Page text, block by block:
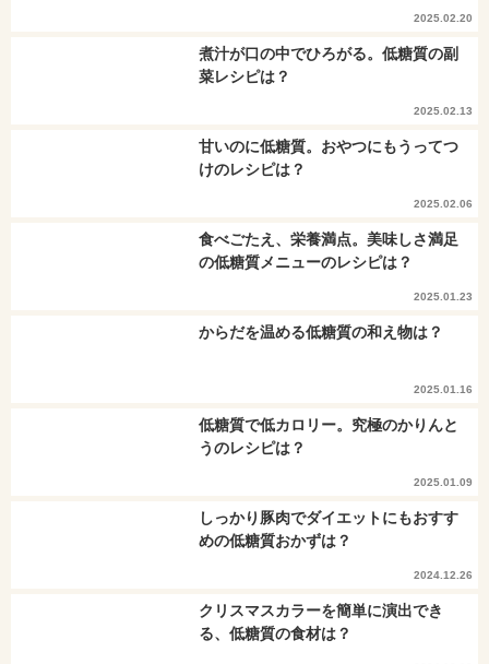
2025.02.20
煮汁が口の中でひろがる。低糖質の副
菜レシピは？
2025.02.13
甘いのに低糖質。おやつにもうってつ
けのレシピは？
2025.02.06
食べごたえ、栄養満点。美味しさ満足
の低糖質メニューのレシピは？
2025.01.23
からだを温める低糖質の和え物は？
2025.01.16
低糖質で低カロリー。究極のかりんと
うのレシピは？
2025.01.09
しっかり豚肉でダイエットにもおすす
めの低糖質おかずは？
2024.12.26
クリスマスカラーを簡単に演出でき
る、低糖質の食材は？